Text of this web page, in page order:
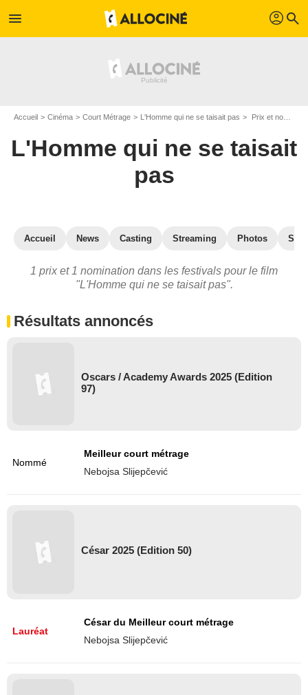
menu profil search
Accueil Cinéma Court Métrage L'Homme qui ne se taisait pas Prix et nominations pour L'Homme qui ne se taisait pas
L'Homme qui ne se taisait
pas
Accueil News Casting Streaming Photos
1 prix et 1 nomination dans les festivals pour le film
"L'Homme qui ne se taisait pas".
Résultats annoncés
Oscars / Academy Awards 2025 (Edition
97)
Nommé
Meilleur court métrage
Nebojsa Slijepčević
César 2025 (Edition 50)
Lauréat
César du Meilleur court métrage
Nebojsa Slijepčević